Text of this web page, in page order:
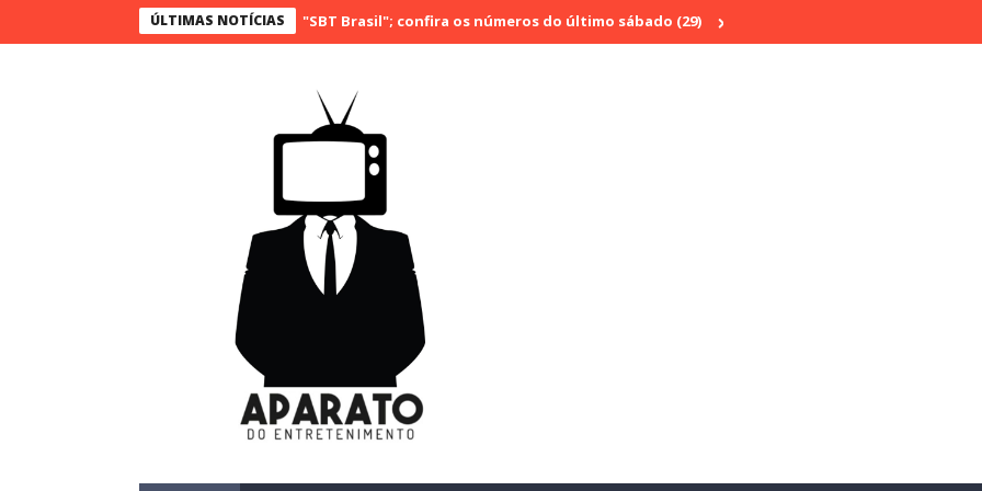
ÚLTIMAS NOTÍCIAS
com "Bake Off Brasil" e "SBT Brasil"; confira os números do último sábado (29) Rádio Cultura Brasil estreia série especial